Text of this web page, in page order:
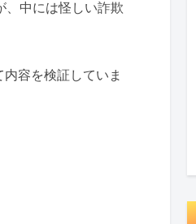
、中には怪しい詐欺
容を検証していま